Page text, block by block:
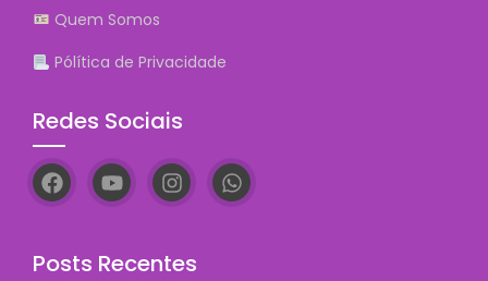
Quem Somos
Pólítica de Privacidade
Redes Sociais
Posts Recentes